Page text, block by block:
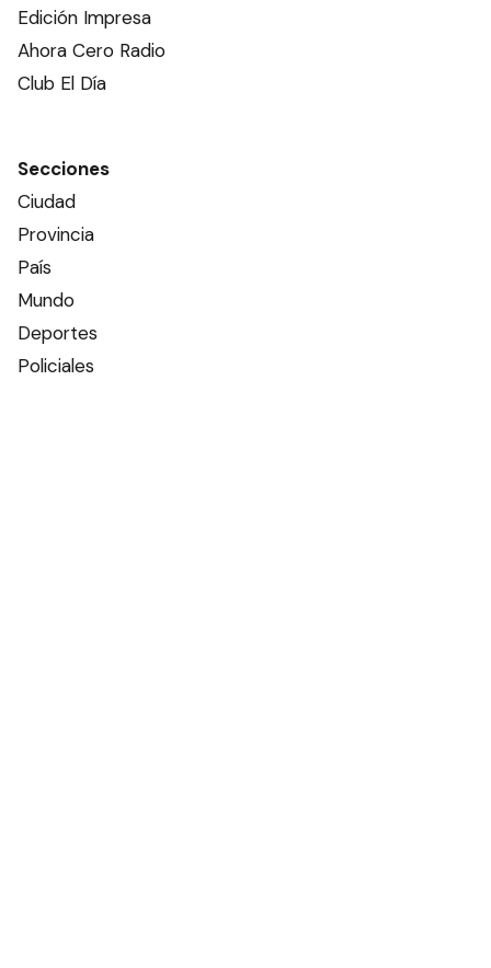
Edición Impresa
Ahora Cero Radio
Club El Día
Secciones
Ciudad
Provincia
País
Mundo
Deportes
Policiales